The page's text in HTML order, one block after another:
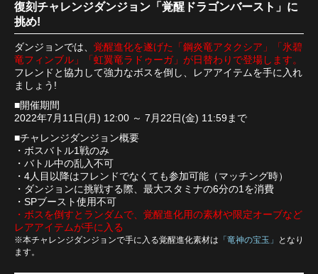
復刻チャレンジダンジョン「覚醒ドラゴンバースト」に
挑め!
ダンジョンでは、 覚醒進化を遂げた「鋼炎竜アタクシア」「氷碧
竜フィンブル」「虹翼竜ラドゥーガ」が日替わりで登場します。
フレンドと協力して強力なボスを倒し、レアアイテムを手に入れ
ましょう!
■開催期間
2022年7月11日(月) 12:00 ～ 7月22日(金) 11:59まで
■チャレンジダンジョン概要
・ボスバトル1戦のみ
・バトル中の乱入不可
・4人目以降はフレンドでなくても参加可能（マッチング時）
・ダンジョンに挑戦する際、最大スタミナの6分の1を消費
・SPブースト使用不可
・ボスを倒すとランダムで、覚醒進化用の素材や限定オーブなど
レアアイテムが手に入る
※本チャレンジダンジョンで手に入る覚醒進化素材は 「竜神の宝玉」
となり
ます。